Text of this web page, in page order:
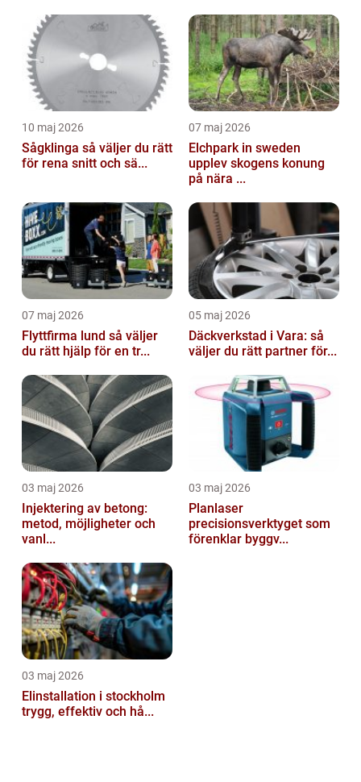
10 maj 2026
Sågklinga så väljer du rätt
för rena snitt och sä...
07 maj 2026
Elchpark in sweden
upplev skogens konung
på nära ...
07 maj 2026
Flyttfirma lund så väljer
du rätt hjälp för en tr...
05 maj 2026
Däckverkstad i Vara: så
väljer du rätt partner för...
03 maj 2026
Injektering av betong:
metod, möjligheter och
vanl...
03 maj 2026
Planlaser
precisionsverktyget som
förenklar byggv...
03 maj 2026
Elinstallation i stockholm
trygg, effektiv och hå...